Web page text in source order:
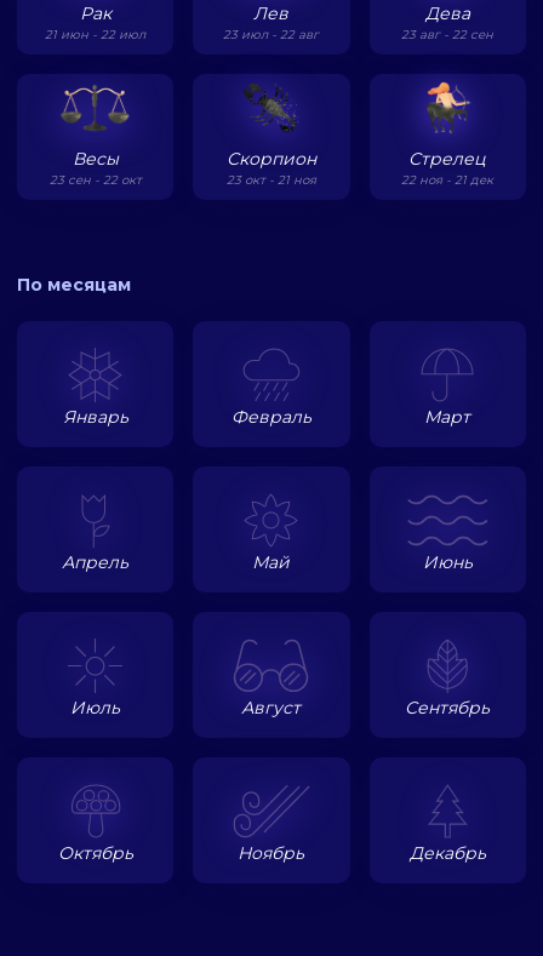
Рак
21 июн - 22 июл
Лев
23 июл - 22 авг
Дева
23 авг - 22 сен
Весы
23 сен - 22 окт
Скорпион
23 окт - 21 ноя
Стрелец
22 ноя - 21 дек
По месяцам
Январь Февраль Март
Апрель Май Июнь
Июль Август Сентябрь
Октябрь Ноябрь Декабрь